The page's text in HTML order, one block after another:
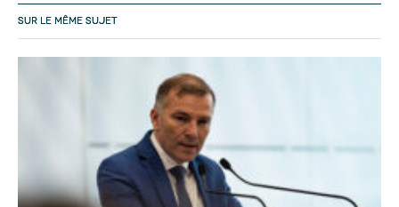
SUR LE MÊME SUJET